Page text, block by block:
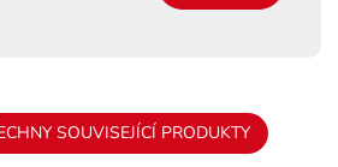
SOUVISEJÍCÍ PRODUKTY